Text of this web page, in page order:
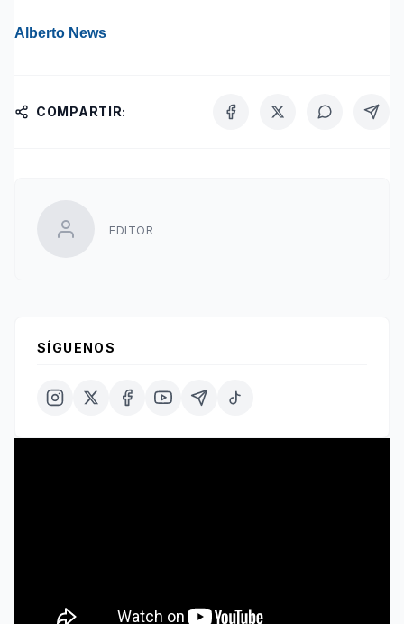
Alberto News
COMPARTIR:
EDITOR
SÍGUENOS